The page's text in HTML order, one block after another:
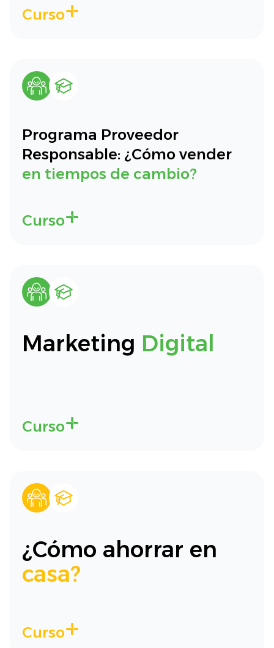
Curso
Programa Proveedor
Responsable: ¿Cómo vender
en tiempos de cambio?
Curso
Marketing Digital
Curso
¿Cómo ahorrar en
casa?
Curso